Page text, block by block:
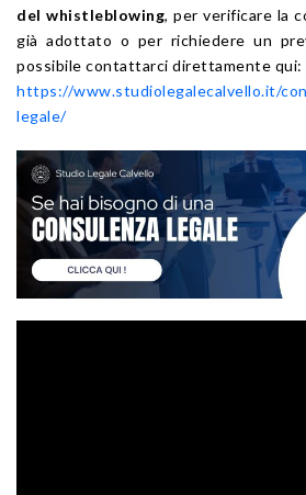
del whistleblowing, per verificare la
già adottato o per richiedere un
possibile contattarci direttamente qui:
https://www.studiolegalecalvello.it/
legale/